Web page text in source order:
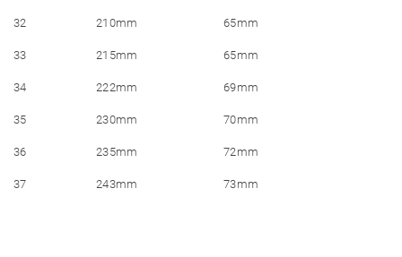
32 210mm 65mm
33 215mm 65mm
34 222mm 69mm
35 230mm 70mm
36 235mm 72mm
37 243mm 73mm